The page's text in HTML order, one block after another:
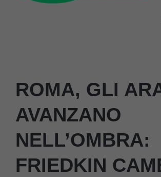
ROMA, GLI
AVANZANO
NELL’OMBRA:
FRIEDKIN